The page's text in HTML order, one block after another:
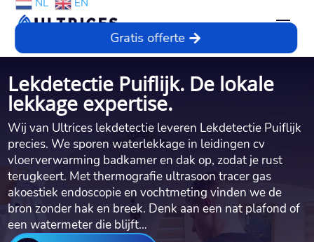
NL EN
Gratis offerte
Lekdetectie Puiflijk. De lokale
lekkage expertise.
Wij van Ultrices lekdetectie leveren Lekdetectie Puiflijk
precies. We sporen waterlekkage in leidingen cv
vloerverwarming badkamer en dak op, zodat je rust
terugkeert. Met thermografie ultrasoon tracer gas
akoestiek endoscopie en vochtmeting vinden we de
bron zonder hak en breek. Denk aan een nat plafond of
een watermeter die blijft…